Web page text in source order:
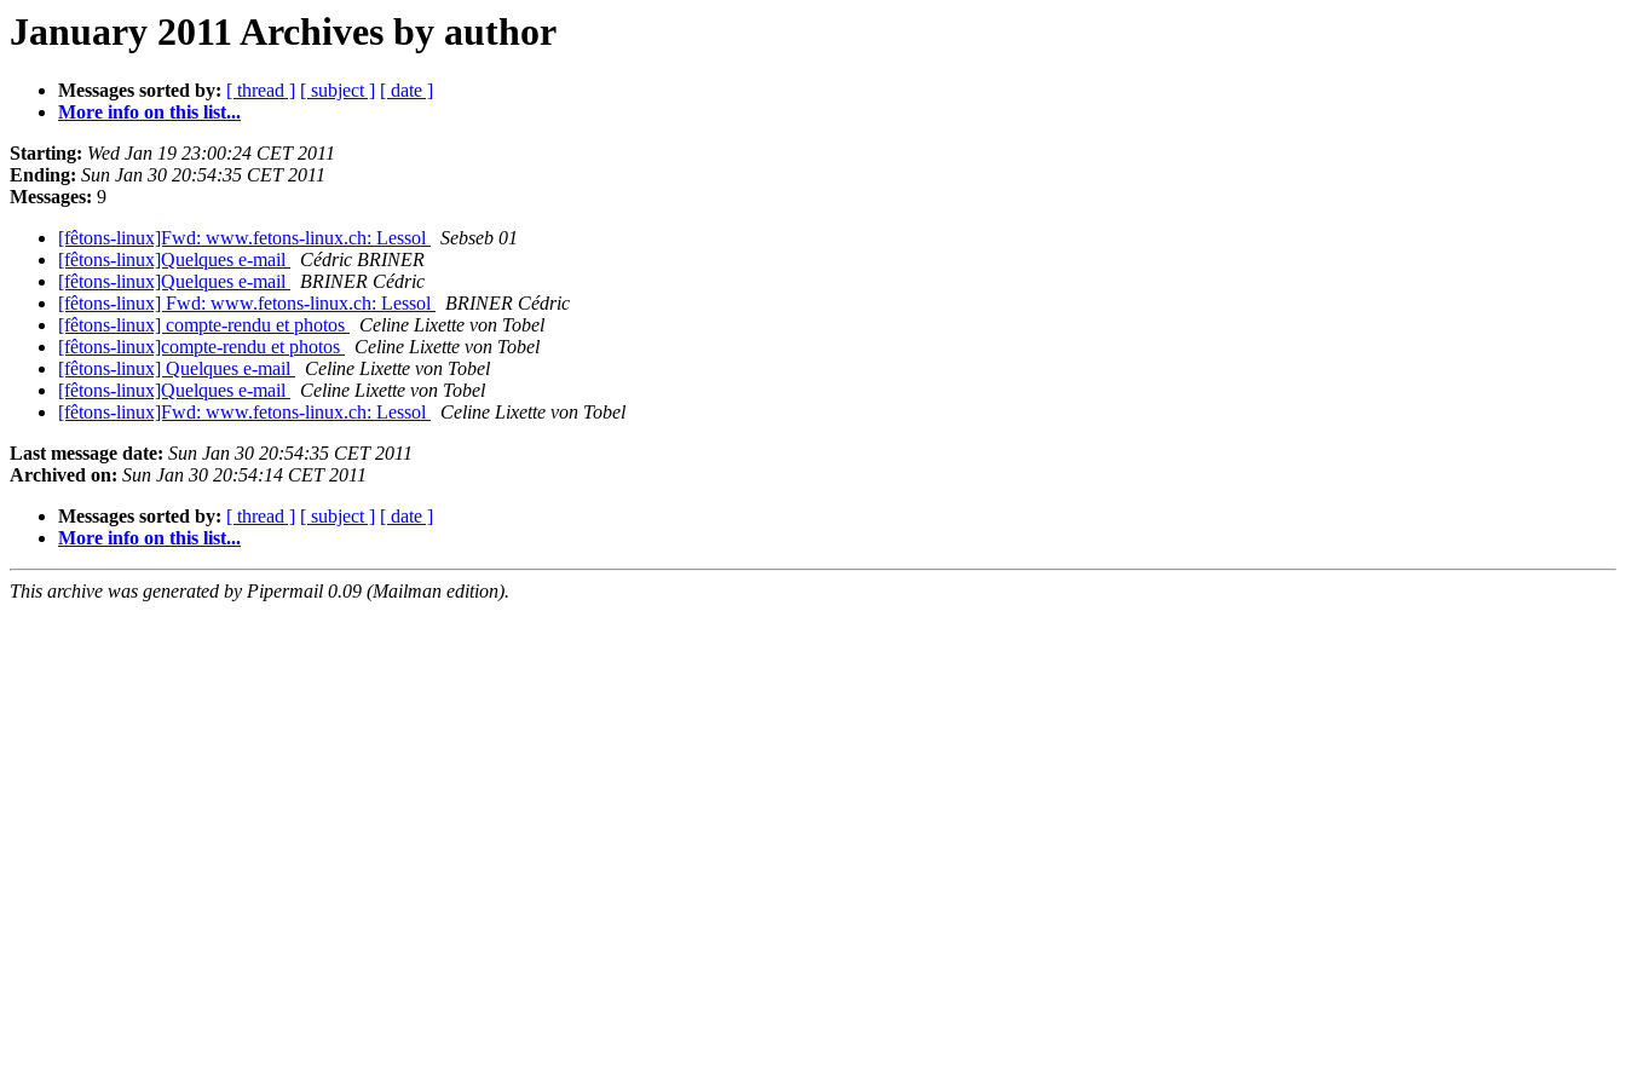
January 2011 Archives by author
Messages sorted by: [ thread ] [ subject ] [ date ]
More info on this list...
Starting: Wed Jan 19 23:00:24 CET 2011
Ending: Sun Jan 30 20:54:35 CET 2011
Messages: 9
[fêtons-linux]Fwd: www.fetons-linux.ch: Lessol
Sebseb 01
[fêtons-linux]Quelques e-mail
Cédric BRINER
[fêtons-linux]Quelques e-mail
BRINER Cédric
[fêtons-linux] Fwd: www.fetons-linux.ch: Lessol
BRINER Cédric
[fêtons-linux] compte-rendu et photos
Celine Lixette von Tobel
[fêtons-linux]compte-rendu et photos
Celine Lixette von Tobel
[fêtons-linux] Quelques e-mail
Celine Lixette von Tobel
[fêtons-linux]Quelques e-mail
Celine Lixette von Tobel
[fêtons-linux]Fwd: www.fetons-linux.ch: Lessol
Celine Lixette von Tobel
Last message date: Sun Jan 30 20:54:35 CET 2011
Archived on: Sun Jan 30 20:54:14 CET 2011
Messages sorted by: [ thread ] [ subject ] [ date ]
More info on this list...
This archive was generated by Pipermail 0.09 (Mailman edition).